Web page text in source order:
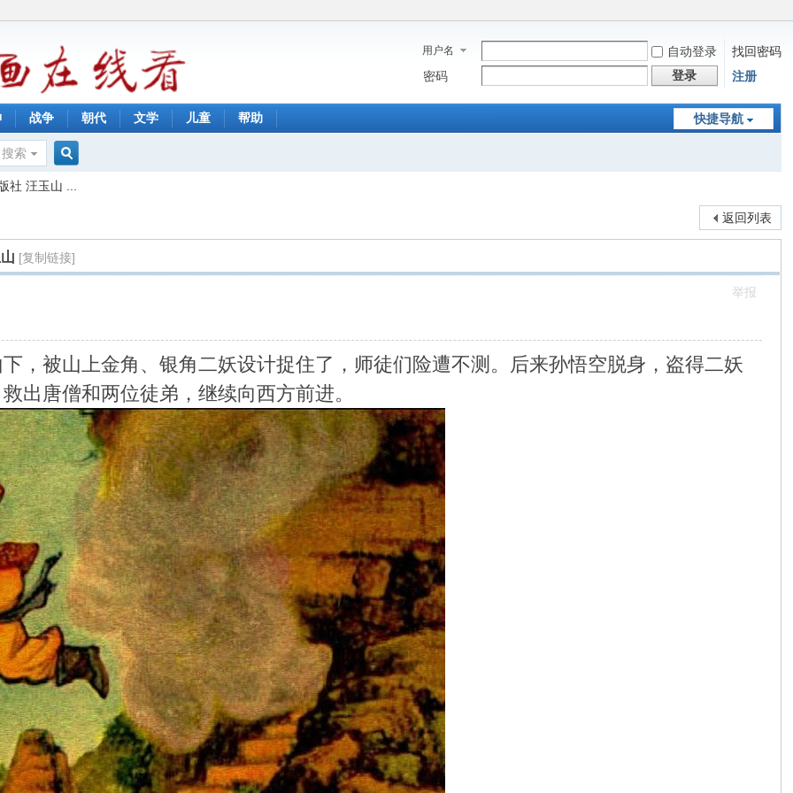
用户名 自动登录
找回密码
密码
登录 注册
快捷导航
战争 朝代 文学 儿童 帮助
搜索
索
社 汪玉山 ...
返回列表
[复制链接]
举报
，被山上金角、银角二妖设计捉住了，师徒们险遭不测。后来孙悟空脱身，盗得二妖
出唐僧和两位徒弟，继续向西方前进。